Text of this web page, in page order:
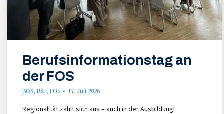
Berufsinformationstag an
der FOS
BOS, BSL, FOS 17. Juli 2026
Regionalität zahlt sich aus – auch in der Ausbildung!